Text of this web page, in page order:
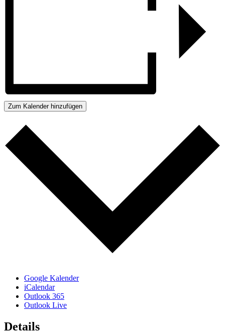
Zum Kalender hinzufügen
Google Kalender
iCalendar
Outlook 365
Outlook Live
Details